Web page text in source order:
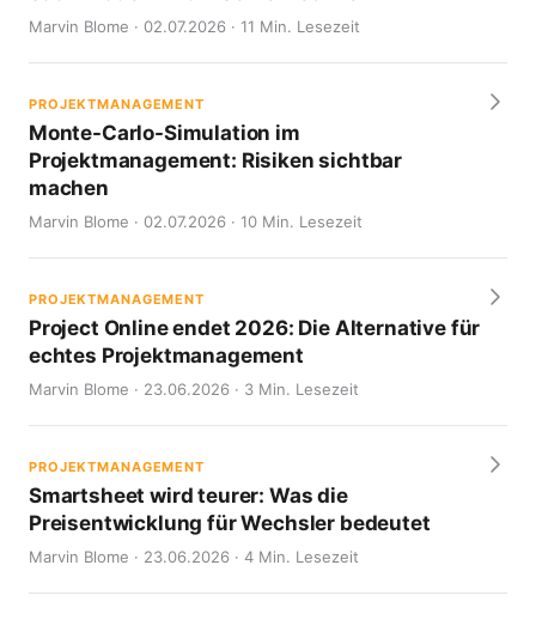
Marvin Blome · 02.07.2026 · 11 Min. Lesezeit
PROJEKTMANAGEMENT
Monte-Carlo-Simulation im
Projektmanagement: Risiken sichtbar
machen
Marvin Blome · 02.07.2026 · 10 Min. Lesezeit
PROJEKTMANAGEMENT
Project Online endet 2026: Die Alternative für
echtes Projektmanagement
Marvin Blome · 23.06.2026 · 3 Min. Lesezeit
PROJEKTMANAGEMENT
Smartsheet wird teurer: Was die
Preisentwicklung für Wechsler bedeutet
Marvin Blome · 23.06.2026 · 4 Min. Lesezeit